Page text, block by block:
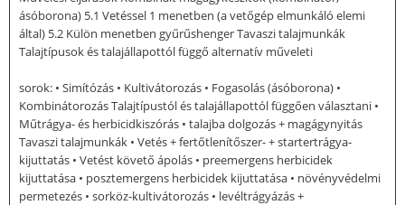
ásóborona) 5.1 Vetéssel 1 menetben (a vetőgép elmunkáló elemi
által) 5.2 Külön menetben gyűrűshenger Tavaszi talajmunkák
Talajtípusok és talajállapottól függő alternatív műveleti
sorok: • Simítózás • Kultivátorozás • Fogasolás (ásóborona) •
Kombinátorozás Talajtípustól és talajállapottól függően választani •
Műtrágya- és herbicidkiszórás • talajba dolgozás + magágynyitás
Tavaszi talajmunkák • Vetés + fertőtlenítőszer- + startertrágya-
kijuttatás • Vetést követő ápolás • preemergens herbicidek
kijuttatása • posztemergens herbicidek kijuttatása • növényvédelmi
permetezés • sorköz-kultivátorozás • levéltrágyázás +